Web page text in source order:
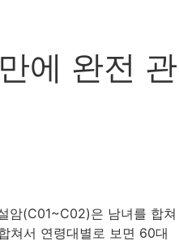
에 완전 관
암(C01~C02)은 남녀를 합쳐
쳐서 연령대별로 보면 60대